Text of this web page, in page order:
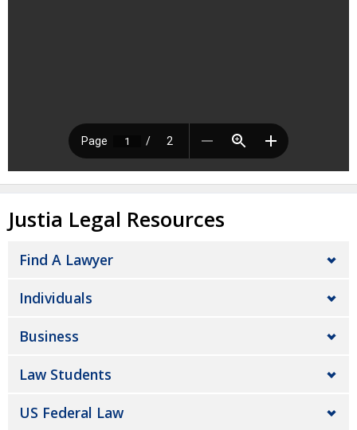
Justia Legal Resources
Find A Lawyer
Individuals
Business
Law Students
US Federal Law